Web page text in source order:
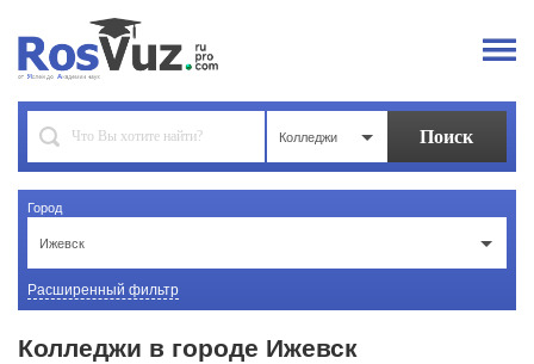
Колледжи
Город
Ижевск
Расширенный фильтр
Колледжи в городе Ижевск